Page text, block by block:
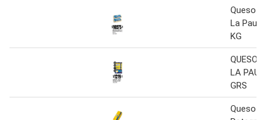
Queso
La
KG
QUESO
LA
GRS
Queso